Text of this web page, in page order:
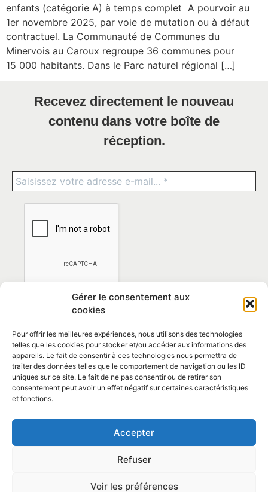
Gérer le consentement aux
cookies
Pour offrir les meilleures expériences, nous utilisons des technologies
telles que les cookies pour stocker et/ou accéder aux informations des
appareils. Le fait de consentir à ces technologies nous permettra de
traiter des données telles que le comportement de navigation ou les ID
uniques sur ce site. Le fait de ne pas consentir ou de retirer son
consentement peut avoir un effet négatif sur certaines caractéristiques
et fonctions.
Accepter
Refuser
Voir les préférences
enfants (catégorie A) à temps complet A pourvoir au
1er novembre 2025, par voie de mutation ou à défaut
contractuel. La Communauté de Communes du
Minervois au Caroux regroupe 36 communes pour
15 000 habitants. Dans le Parc naturel régional […]
Recevez directement le nouveau
contenu dans votre boîte de
réception.
*En vous abonnant vous acceptez lapolitique de
confidentialité
Contact et horaires
Politique de confidentialité Mentions Légales